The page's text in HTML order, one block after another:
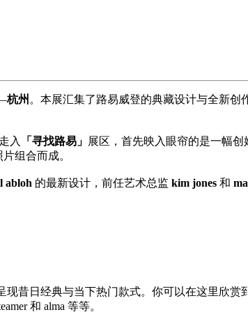
杭州 。本展汇集了路易威登的典藏设计与全新
入 「寻找路易」 展区，首先映入眼帘的是一幅创
组合而成。
abloh 的最新设计，前任艺术总监 kim jones 和
现昔日经典与当下热门款式。你可以在这里欣赏
和 alma 等等。